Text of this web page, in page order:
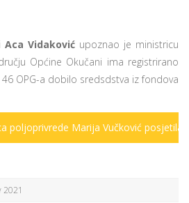
Aca Vidaković upoznao je ministricu
Općine Okučani ima registrirano
OPG-a dobilo sredsdstva iz fondova
poljoprivrede Marija Vučković
2021